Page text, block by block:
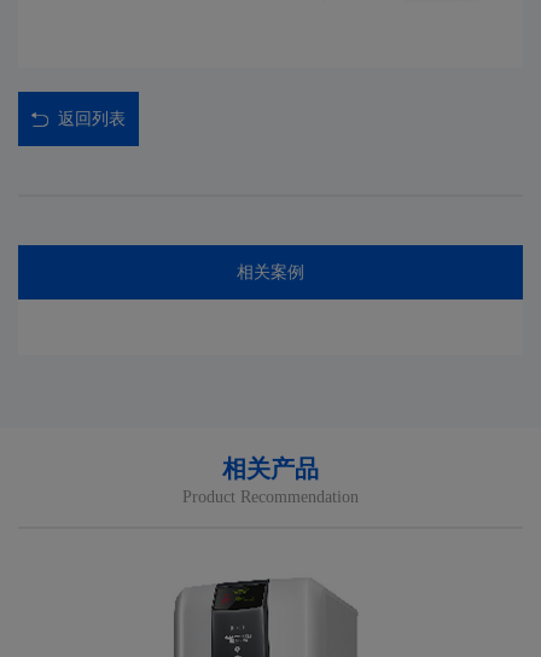
返回列表
相关案例
相关产品
Product Recommendation